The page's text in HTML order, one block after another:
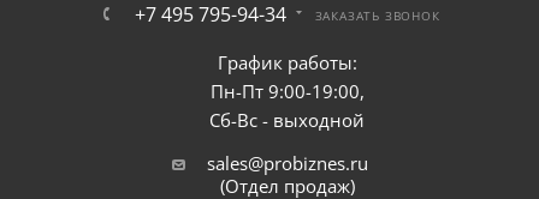
+7 495 795-94-34 ЗАКАЗАТЬ ЗВОНОК
График работы:
Пн-Пт 9:00-19:00,
Сб-Вс - выходной
sales@probiznes.ru
(Отдел продаж)